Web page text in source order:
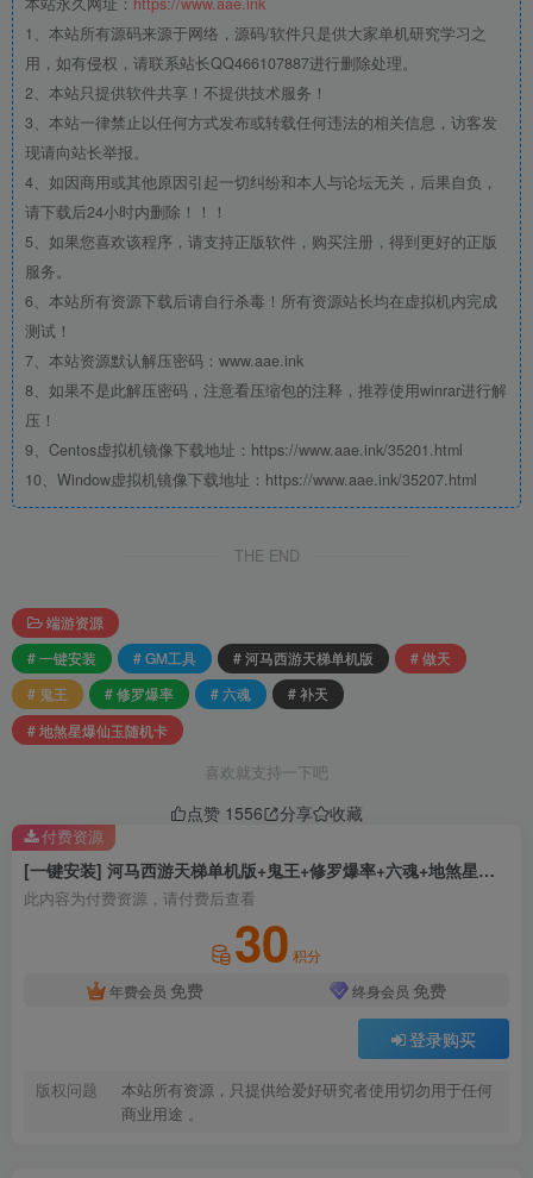
1、本站所有源码来源于网络，源码/软件只是供大家单机研究学习之
用，如有侵权，请联系站长QQ466107887进行删除处理。
2、本站只提供软件共享！不提供技术服务！
3、本站一律禁止以任何方式发布或转载任何违法的相关信息，访客发
现请向站长举报。
4、如因商用或其他原因引起一切纠纷和本人与论坛无关，后果自负，
请下载后24小时内删除！！！
5、如果您喜欢该程序，请支持正版软件，购买注册，得到更好的正版
服务。
6、本站所有资源下载后请自行杀毒！所有资源站长均在虚拟机内完成
测试！
7、本站资源默认解压密码：www.aae.ink
8、如果不是此解压密码，注意看压缩包的注释，推荐使用winrar进行解
压！
9、Centos虚拟机镜像下载地址：https://www.aae.ink/35201.html
10、Window虚拟机镜像下载地址：https://www.aae.ink/35207.html
THE END
端游资源
# 一键安装
# GM工具 # 河马西游天梯单机版
# 做天
# 鬼王
# 修罗爆率 # 六魂
# 补天
# 地煞星爆仙玉随机卡
喜欢就支持一下吧
点赞 1556 分享 收藏
[一键安装] 河马西游天梯单机版+鬼王+修罗爆率+六魂+地煞星爆仙玉随机卡+GM工具
此内容为付费资源，请付费后查看
30 积分
年费会员 免费 终身会员 免费
登录购买
版权问题
本站所有资源，只提供给爱好研究者使用切勿用于任何
商业用途 。
付费资源